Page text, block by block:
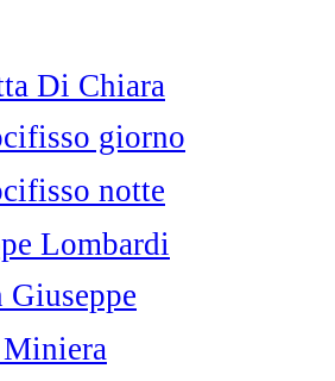
Di Chiara
giorno
notte
Lombardi
Giuseppe